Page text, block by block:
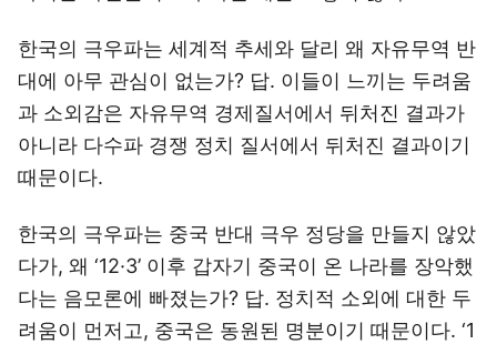
한국의 극우파는 세계적 추세와 달리 왜 자유무역 반
대에 아무 관심이 없는가? 답. 이들이 느끼는 두려움
과 소외감은 자유무역 경제질서에서 뒤처진 결과가
아니라 다수파 경쟁 정치 질서에서 뒤처진 결과이기
때문이다.
한국의 극우파는 중국 반대 극우 정당을 만들지 않았
다가, 왜 ‘12·3’ 이후 갑자기 중국이 온 나라를 장악했
다는 음모론에 빠졌는가? 답. 정치적 소외에 대한 두
려움이 먼저고, 중국은 동원된 명분이기 때문이다. ‘1